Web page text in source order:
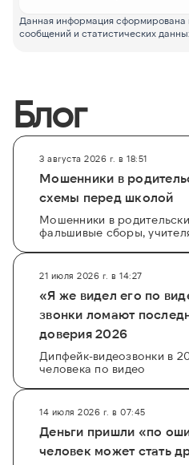
Данная информация сформирована
сообщений и статистических
Блог
3 августа 2026 г. в 18:51
Мошенники в
схемы перед школой
Мошенники в
фальшивые сборы,
21 июля 2026 г. в 14:27
«Я же видел его по
звонки ломают
доверия 2026
Дипфейк-видеозвонки в
человека по видео
14 июля 2026 г. в 07:45
Деньги пришли «по
человек может стать